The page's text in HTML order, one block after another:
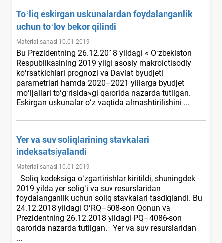
Toʻliq eskirgan uskunalardan foydalanganlik
uchun toʻlov bekor qilindi
Material sanasi 10.01.2019
Bu Prezidentning 26.12.2018 yildagi « Oʻzbekiston
Respublikasining 2019 yilgi asosiy makroiqtisodiy
koʻrsatkichlari prognozi va Davlat byudjeti
parametrlari hamda 2020–2021 yillarga byudjet
moʻljallari toʻgʻrisida»gi qarorida nazarda tutilgan.
Eskirgan uskunalar oʻz vaqtida almashtirilishini ...
Yer va suv soliqlarining stavkalari
indeksatsiyalandi
Material sanasi 10.01.2019
Soliq kodeksiga oʻzgartirishlar kiritildi, shuningdek
2019 yilda yer soligʻi va suv resurslaridan
foydalanganlik uchun soliq stavkalari tasdiqlandi. Bu
24.12.2018 yildagi OʻRQ–508-son Qonun va
Prezidentning 26.12.2018 yildagi PQ–4086-son
qarorida nazarda tutilgan. Yer va suv resurslaridan
...